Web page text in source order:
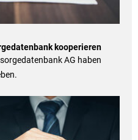
kooperieren
AG haben